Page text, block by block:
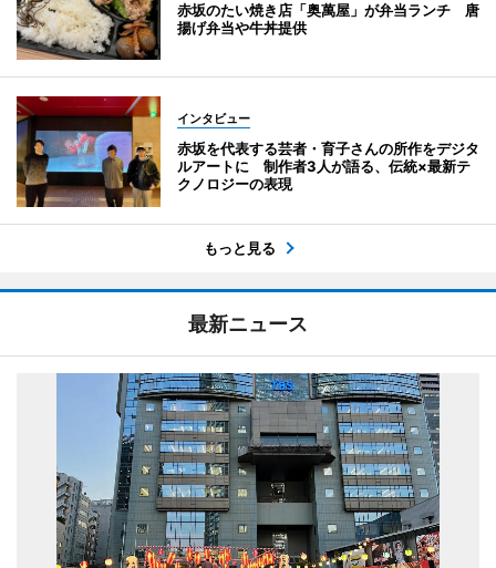
赤坂のたい焼き店「奥萬屋」が弁当ランチ 唐
揚げ弁当や牛丼提供
インタビュー
赤坂を代表する芸者・育子さんの所作をデジタ
ルアートに 制作者3人が語る、伝統×最新テ
クノロジーの表現
もっと見る
最新ニュース